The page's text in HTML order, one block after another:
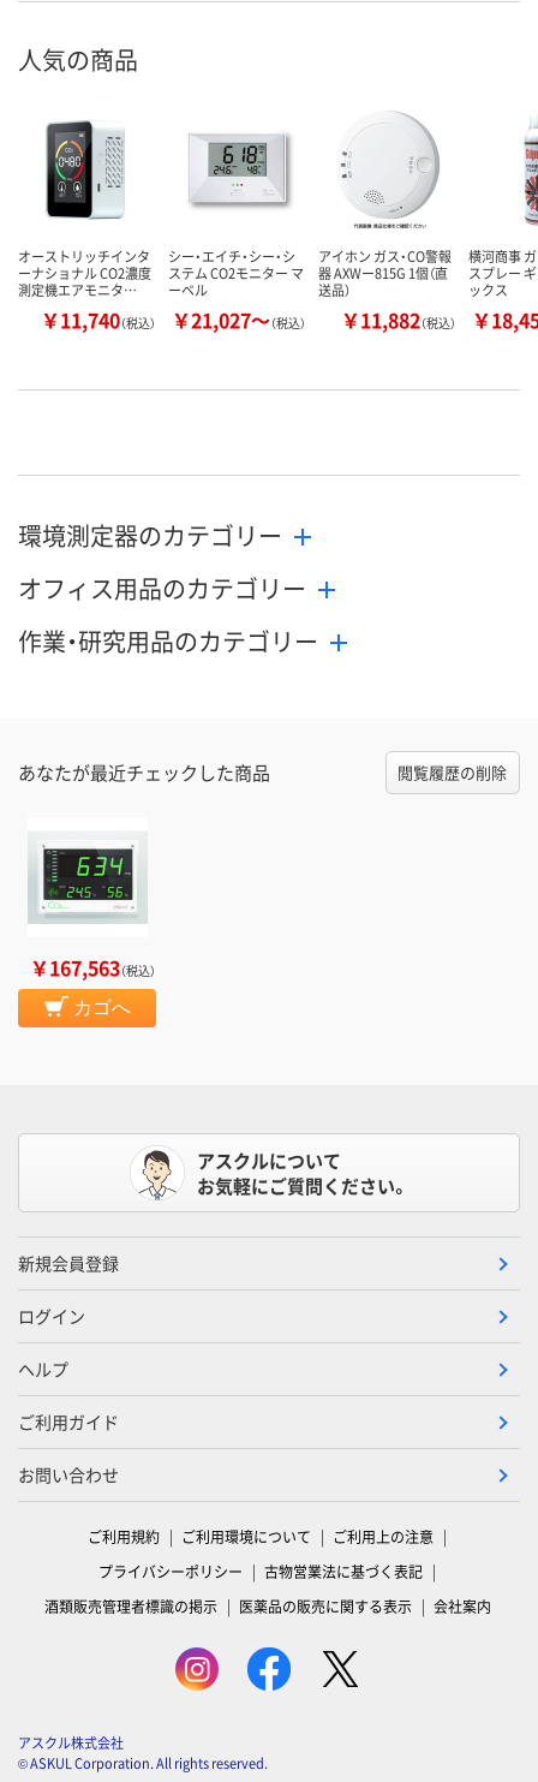
人気の商品
オーストリッチインタ
ーナショナル CO2濃度
測定機エアモニタ…
￥11,740（税込）
シー・エイチ・シー・シ
ステム CO2モニター マ
ーベル
￥21,027～（税込）
アイホン ガス・CO警報
器 AXWー815G 1個（直
送品）
￥11,882（税込）
横河商事
スプレー
ックス
￥
環境測定器のカテゴリー
オフィス用品のカテゴリー
作業・研究用品のカテゴリー
あなたが最近チェックした商品 閲覧履歴の削除
￥167,563（税込）
カゴへ
アスクルについて
お気軽にご質問ください。
新規会員登録
ログイン
ヘルプ
ご利用ガイド
お問い合わせ
ご利用規約 ご利用環境について
ご利用上の注意
プライバシーポリシー
古物営業法に基づく表記
酒類販売管理者標識の掲示
医薬品の販売に関する表示 会社案内
アスクル株式会社
© ASKUL Corporation. All rights reserved.